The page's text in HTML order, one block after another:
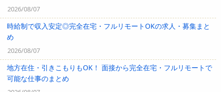
2026/08/07
時給制で収入安定◎完全在宅・フルリモートOKの求人・募集まと
め
2026/08/07
地方在住・引きこもりもOK！ 面接から完全在宅・フルリモートで
可能な仕事のまとめ